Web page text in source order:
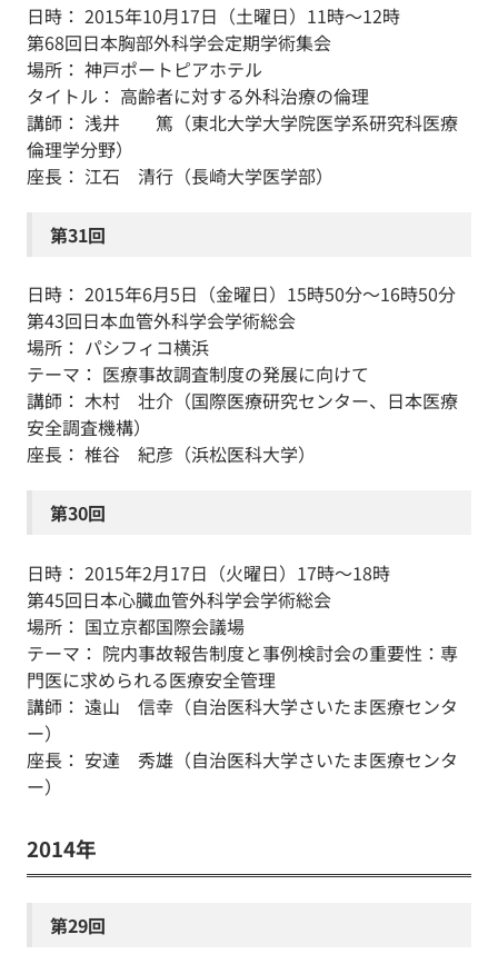
日時： 2015年10月17日（土曜日）11時～12時
第68回日本胸部外科学会定期学術集会
場所： 神戸ポートピアホテル
タイトル： 高齢者に対する外科治療の倫理
講師： 浅井 篤（東北大学大学院医学系研究科医療
倫理学分野）
座長： 江石 清行（長崎大学医学部）
第31回
日時： 2015年6月5日（金曜日）15時50分～16時50分
第43回日本血管外科学会学術総会
場所： パシフィコ横浜
テーマ： 医療事故調査制度の発展に向けて
講師： 木村 壮介（国際医療研究センター、日本医療
安全調査機構）
座長： 椎谷 紀彦（浜松医科大学）
第30回
日時： 2015年2月17日（火曜日）17時～18時
第45回日本心臓血管外科学会学術総会
場所： 国立京都国際会議場
テーマ： 院内事故報告制度と事例検討会の重要性：専
門医に求められる医療安全管理
講師： 遠山 信幸（自治医科大学さいたま医療センタ
ー）
座長： 安達 秀雄（自治医科大学さいたま医療センタ
ー）
2014年
第29回